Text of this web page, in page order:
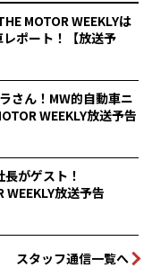
MOTOR WEEKLYは
ポート！【放送予
さん！MW的自動車ニ
WEEKLY放送予告
長がゲスト！
WEEKLY放送予告
スタッフ通信一覧へ